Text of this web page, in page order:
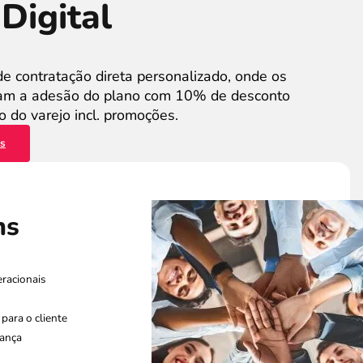
contratação direta personalizado, onde os
a adesão do plano com 10% de desconto
do varejo incl. promoções.
o cliente